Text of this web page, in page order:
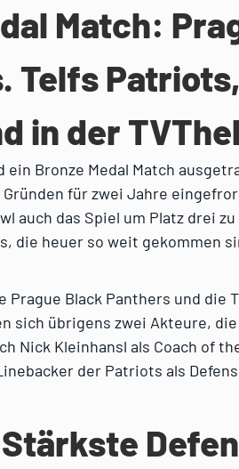
Match:
Telfs
in der
Bronze Medal Match
für zwei Jahre
auch das Spiel um Platz drei
die heuer so weit gekommen
Black Panthers und die
übrigens zwei Akteure, die
Nick Kleinhansl als Coach of
der Patriots als